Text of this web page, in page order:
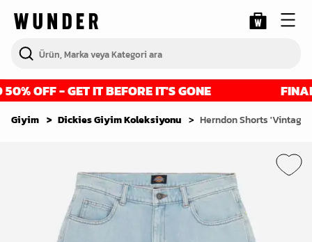
OFF - GET IT BEFORE IT'S GONE
Giyim Dickies Giyim Koleksiyonu Herndon Shorts 'Vintage